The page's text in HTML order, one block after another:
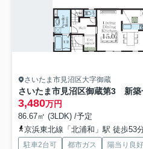
さいたま市見沼区大字御蔵
3,480万円
86.67㎡ (3LDK) /予定
京浜東北線「北浦和」駅 徒歩53
駐車2台可 都市ガス 陽当り良好